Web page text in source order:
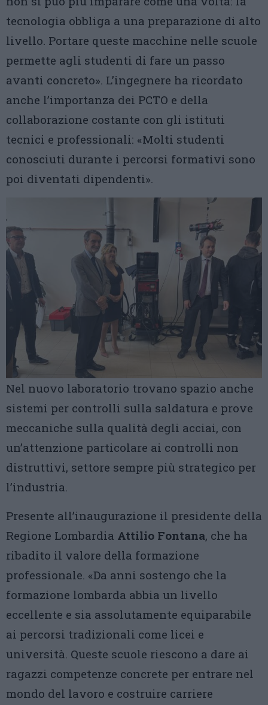
tecnologia obbliga a una preparazione di alto
livello. Portare queste macchine nelle scuole
permette agli studenti di fare un passo
avanti concreto». L’ingegnere ha ricordato
anche l’importanza dei PCTO e della
collaborazione costante con gli istituti
tecnici e professionali: «Molti studenti
conosciuti durante i percorsi formativi sono
poi diventati dipendenti».
Nel nuovo laboratorio trovano spazio anche
sistemi per controlli sulla saldatura e prove
meccaniche sulla qualità degli acciai, con
un’attenzione particolare ai controlli non
distruttivi, settore sempre più strategico per
l’industria.
Presente all’inaugurazione il presidente della
Regione Lombardia Attilio Fontana, che ha
ribadito il valore della formazione
professionale. «Da anni sostengo che la
formazione lombarda abbia un livello
eccellente e sia assolutamente equiparabile
ai percorsi tradizionali come licei e
università. Queste scuole riescono a dare ai
ragazzi competenze concrete per entrare nel
mondo del lavoro e costruire carriere